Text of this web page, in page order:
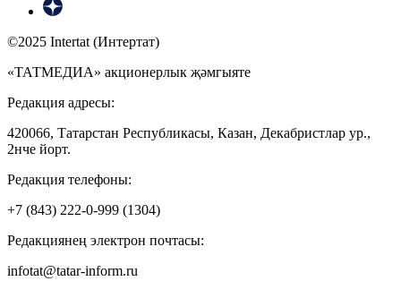
©2025 Intertat (Интертат)
«ТАТМЕДИА» акционерлык җәмгыяте
Редакция адресы:
420066, Татарстан Республикасы, Казан, Декабристлар ур.,
2нче йорт.
Редакция телефоны:
+7 (843) 222-0-999 (1304)
Редакциянең электрон почтасы:
infotat@tatar-inform.ru